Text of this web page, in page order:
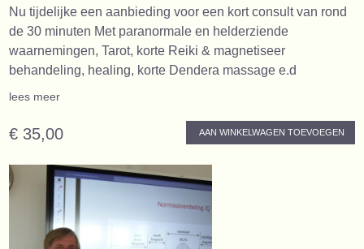
Nu tijdelijke een aanbieding voor een kort consult van rond
de 30 minuten Met paranormale en helderziende
waarnemingen, Tarot, korte Reiki & magnetiseer
behandeling, healing, korte Dendera massage e.d
lees meer
€ 35,00 AAN WINKELWAGEN TOEVOEGEN